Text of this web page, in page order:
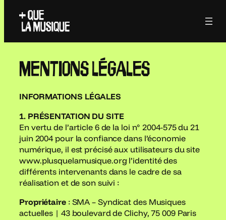
contenu
MENTIONS LÉGALES
INFORMATIONS LÉGALES
1. PRÉSENTATION DU SITE
En vertu de l’article 6 de la loi n° 2004-575 du 21
juin 2004 pour la confiance dans l’économie
numérique, il est précisé aux utilisateurs du site
www.plusquelamusique.org l’identité des
différents intervenants dans le cadre de sa
réalisation et de son suivi :
Propriétaire: SMA – Syndicat des Musiques
actuelles | 43 boulevard de Clichy, 75 009 Paris